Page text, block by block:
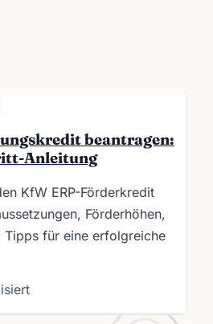
beantragen:
Anleitung
KfW ERP-Förderkredit
Förderhöhen,
Tipps für eine erfolgreiche